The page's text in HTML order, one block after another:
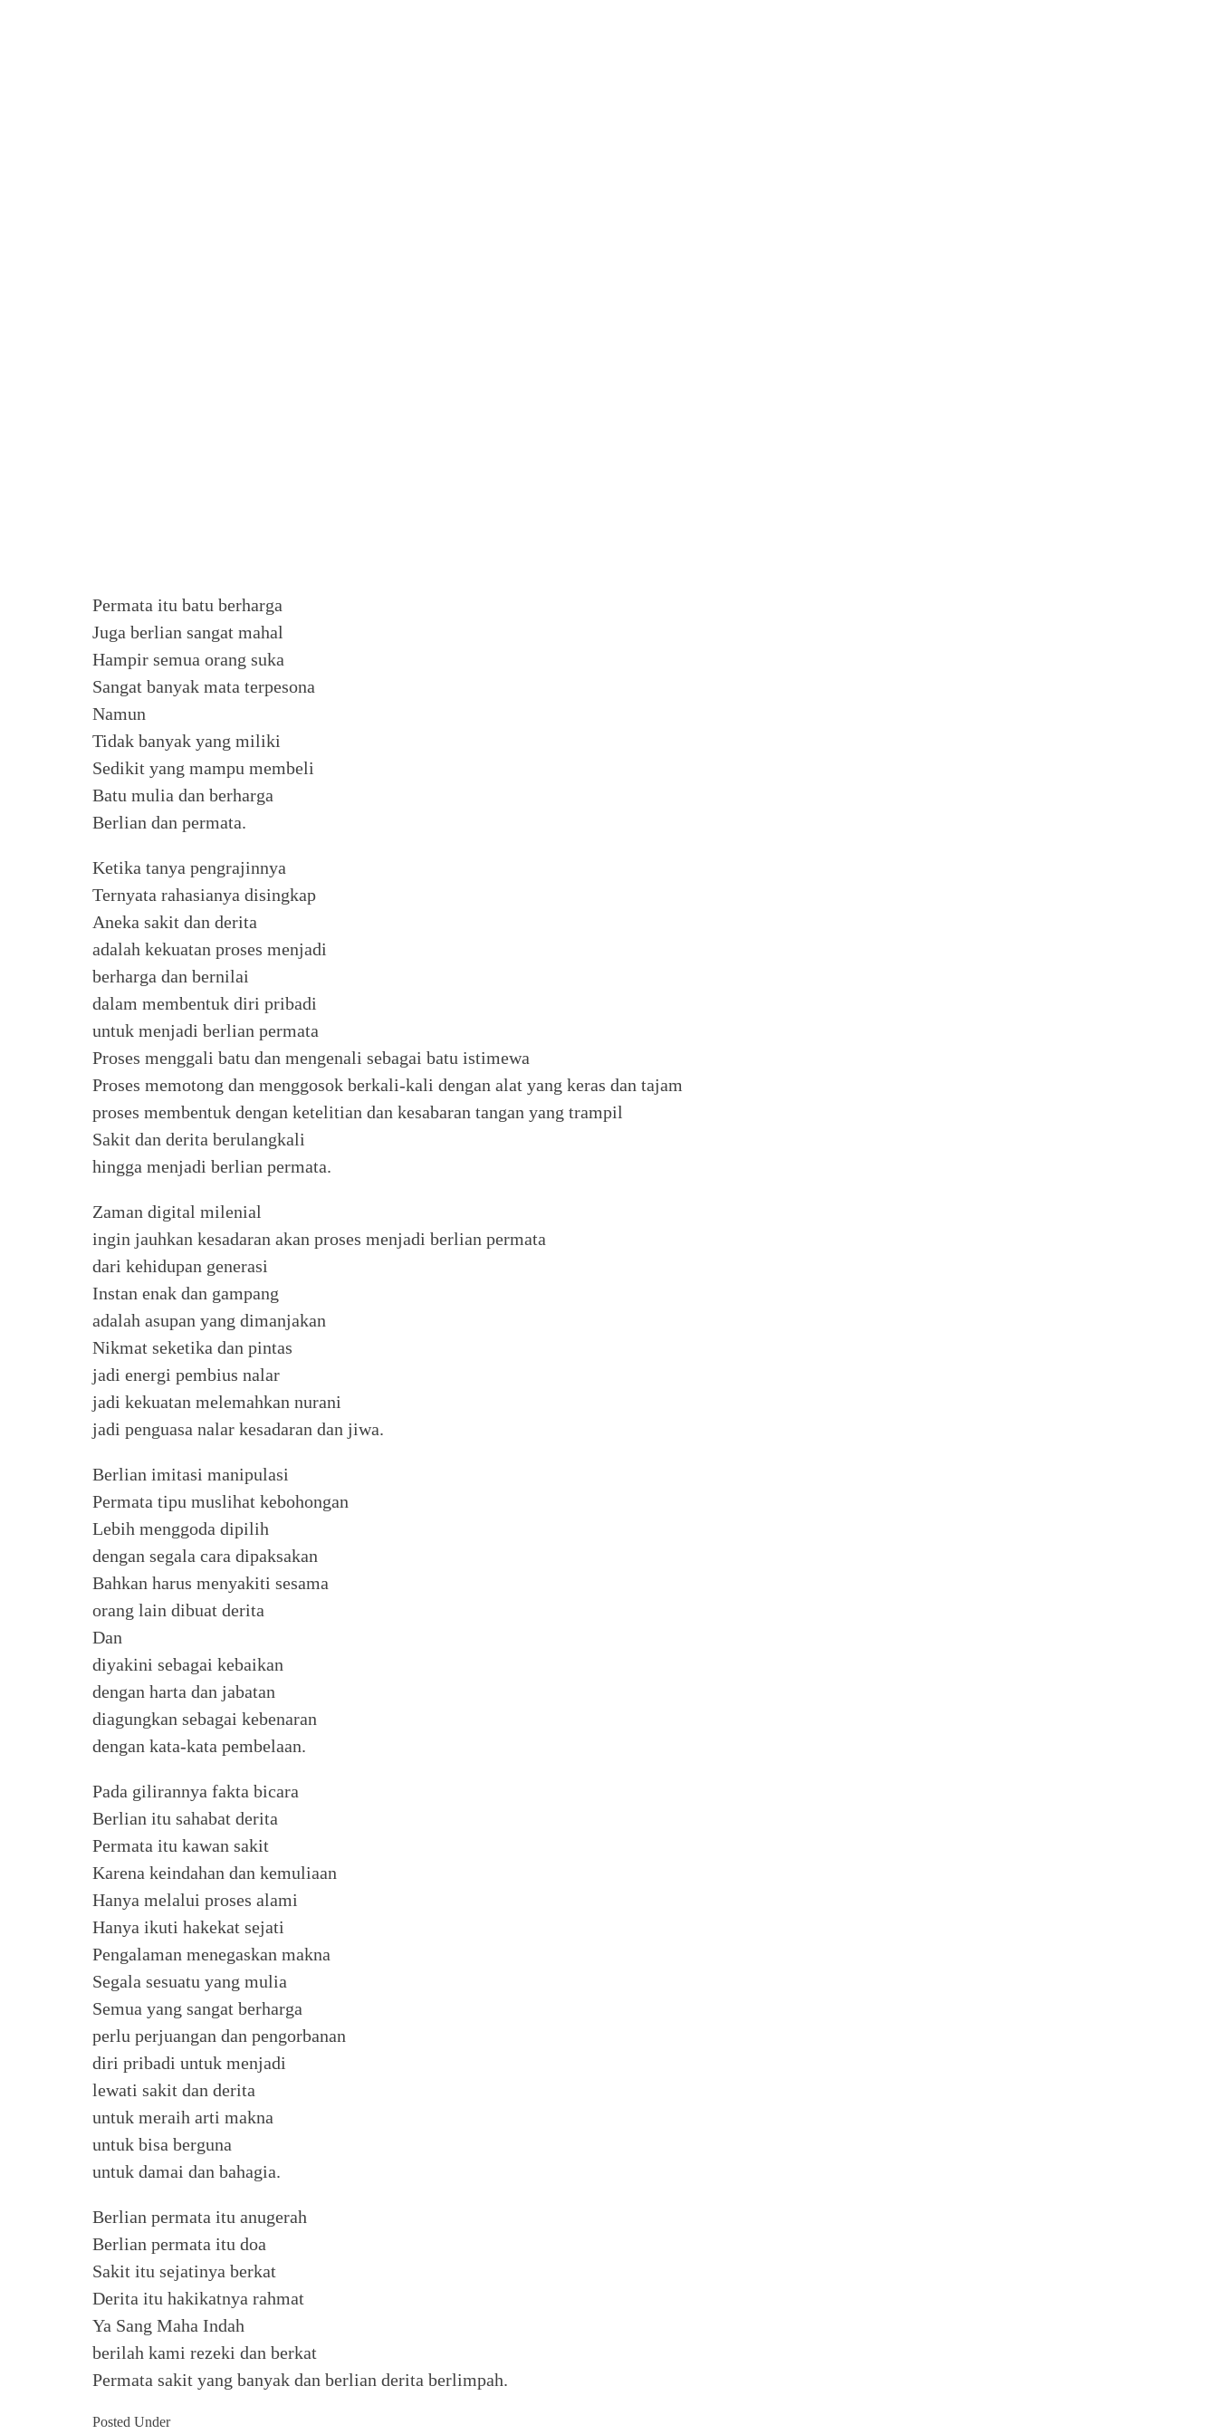
Permata itu batu berharga
Juga berlian sangat mahal
Hampir semua orang suka
Sangat banyak mata terpesona
Namun
Tidak banyak yang miliki
Sedikit yang mampu membeli
Batu mulia dan berharga
Berlian dan permata.
Ketika tanya pengrajinnya
Ternyata rahasianya disingkap
Aneka sakit dan derita
adalah kekuatan proses menjadi
berharga dan bernilai
dalam membentuk diri pribadi
untuk menjadi berlian permata
Proses menggali batu dan mengenali sebagai batu istimewa
Proses memotong dan menggosok berkali-kali dengan alat yang keras dan tajam
proses membentuk dengan ketelitian dan kesabaran tangan yang trampil
Sakit dan derita berulangkali
hingga menjadi berlian permata.
Zaman digital milenial
ingin jauhkan kesadaran akan proses menjadi berlian permata
dari kehidupan generasi
Instan enak dan gampang
adalah asupan yang dimanjakan
Nikmat seketika dan pintas
jadi energi pembius nalar
jadi kekuatan melemahkan nurani
jadi penguasa nalar kesadaran dan jiwa.
Berlian imitasi manipulasi
Permata tipu muslihat kebohongan
Lebih menggoda dipilih
dengan segala cara dipaksakan
Bahkan harus menyakiti sesama
orang lain dibuat derita
Dan
diyakini sebagai kebaikan
dengan harta dan jabatan
diagungkan sebagai kebenaran
dengan kata-kata pembelaan.
Pada gilirannya fakta bicara
Berlian itu sahabat derita
Permata itu kawan sakit
Karena keindahan dan kemuliaan
Hanya melalui proses alami
Hanya ikuti hakekat sejati
Pengalaman menegaskan makna
Segala sesuatu yang mulia
Semua yang sangat berharga
perlu perjuangan dan pengorbanan
diri pribadi untuk menjadi
lewati sakit dan derita
untuk meraih arti makna
untuk bisa berguna
untuk damai dan bahagia.
Berlian permata itu anugerah
Berlian permata itu doa
Sakit itu sejatinya berkat
Derita itu hakikatnya rahmat
Ya Sang Maha Indah
berilah kami rezeki dan berkat
Permata sakit yang banyak dan berlian derita berlimpah.
Posted Under